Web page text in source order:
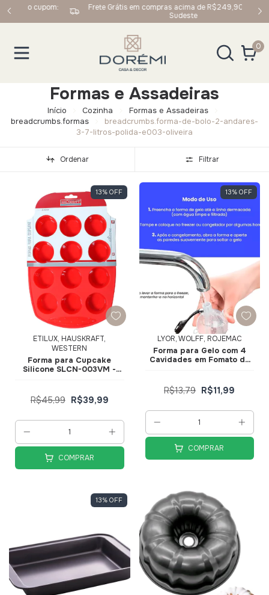
Frete Grátis em compras acima de R$249,90 para Sul e
0
Formas e Assadeiras
Início Cozinha
Formas e Assadeiras
breadcrumbs.formas
breadcrumbs.forma-de-bolo-2-andares-
3-7-litros-polida-e003-oliveira
Ordenar Filtrar
13% OFF
ETILUX, HAUSKRAFT,
WESTERN
Forma para Cupcake
Silicone SLCN-003VM -
R$45,99 R$39,99
COMPRAR
13% OFF
LYOR, WOLFF, ROJEMAC
Forma para Gelo com 4
Cavidades em Fomato de
R$13,79 R$11,99
COMPRAR
13% OFF